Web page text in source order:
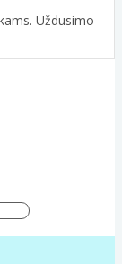
Uždusimo